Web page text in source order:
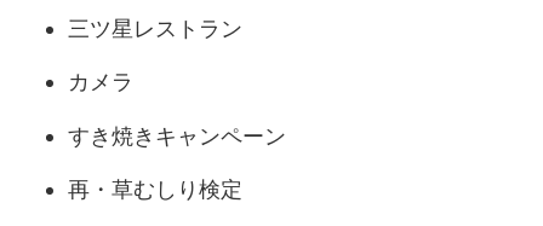
三ツ星レストラン
カメラ
すき焼きキャンペーン
再・草むしり検定